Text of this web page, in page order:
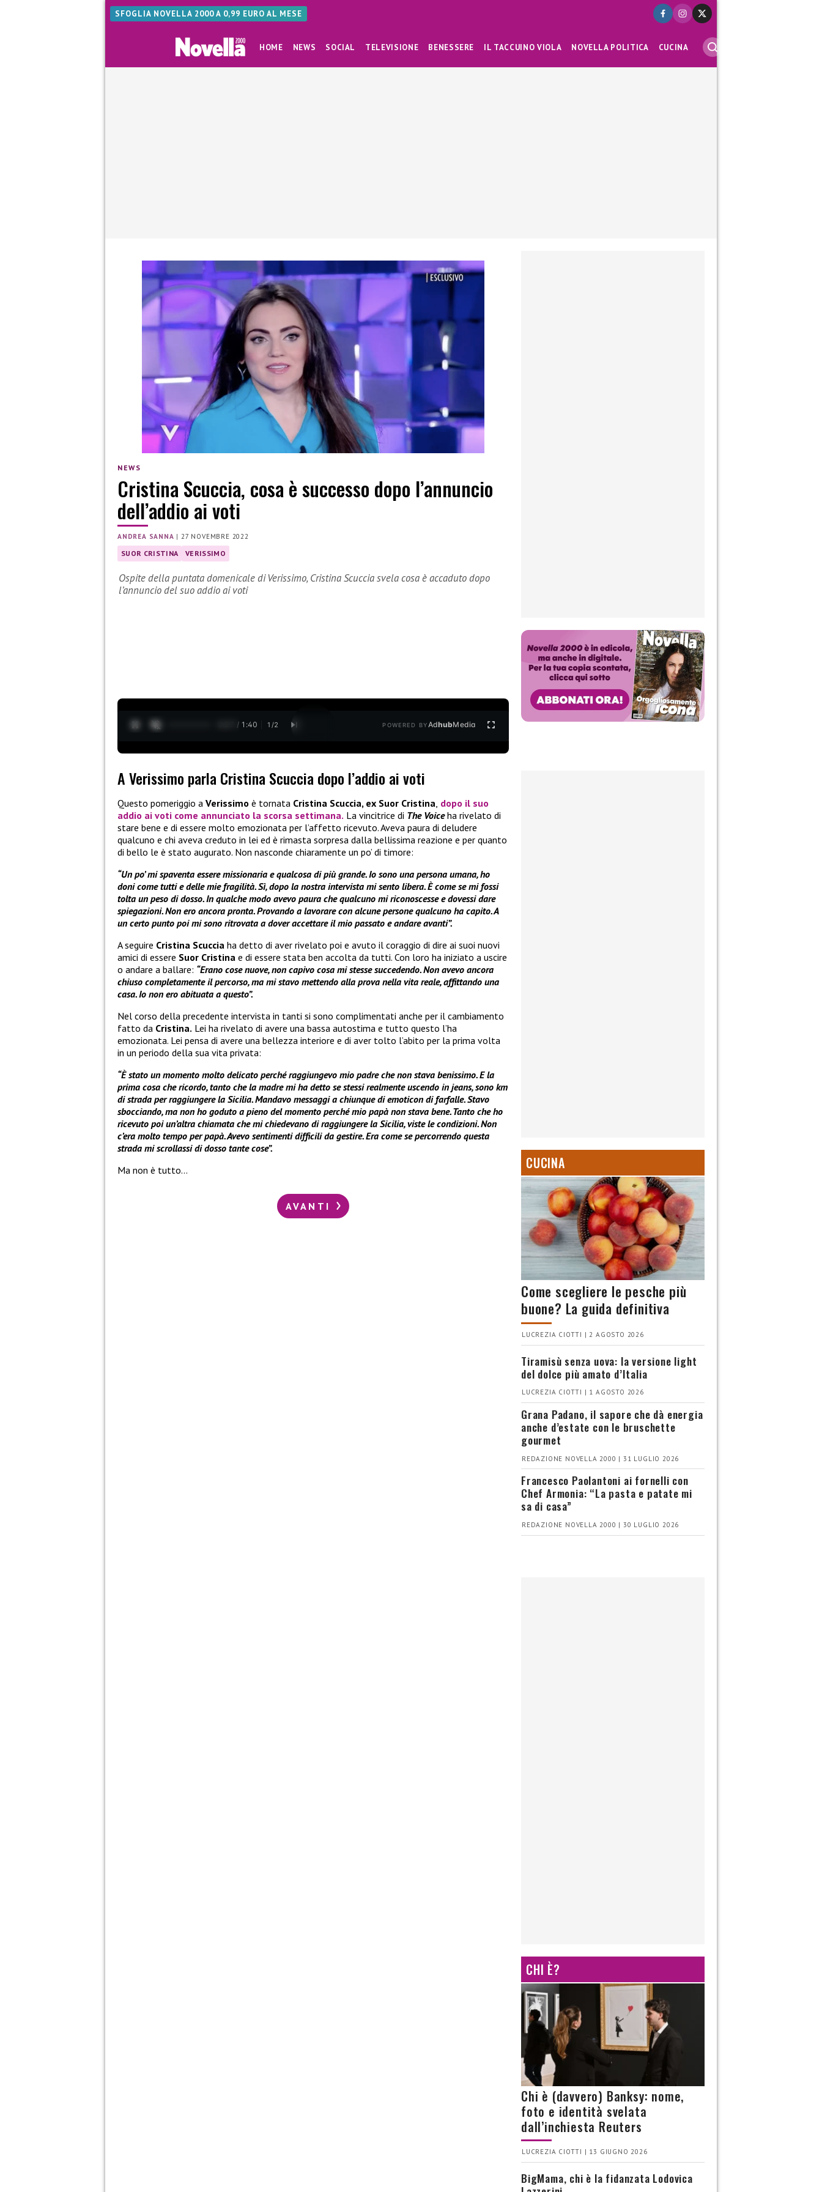
SFOGLIA NOVELLA 2000 A 0,99 EURO AL MESE
HOME NEWS SOCIAL TELEVISIONE BENESSERE IL TACCUINO VIOLA NOVELLA POLITICA CUCINA
NEWS
Cristina Scuccia, cosa è successo dopo l’annuncio
dell’addio ai voti
ANDREA SANNA |27 NOVEMBRE 2022
SUOR CRISTINA VERISSIMO
Ospite della puntata domenicale di Verissimo, Cristina Scuccia svela cosa è accaduto dopo
l’annuncio del suo addio ai voti
0:28 / 1:40 1 /2 POWERED BYAdhubMedia
A Verissimo parla Cristina Scuccia dopo l’addio ai voti
Questo pomeriggio a Verissimo è tornata Cristina Scuccia, ex Suor Cristina, dopo il suo
addio ai voti come annunciato la scorsa settimana. La vincitrice di The Voiceha rivelato di
stare bene e di essere molto emozionata per l’affetto ricevuto. Aveva paura di deludere
qualcuno e chi aveva creduto in lei ed è rimasta sorpresa dalla bellissima reazione e per quanto
di bello le è stato augurato. Non nasconde chiaramente un po’ di timore:
“Un po’ mi spaventa essere missionaria e qualcosa di più grande. Io sono una persona umana, ho
doni come tutti e delle mie fragilità. Sì, dopo la nostra intervista mi sento libera. È come se mi fossi
tolta un peso di dosso. In qualche modo avevo paura che qualcuno mi riconoscesse e dovessi dare
spiegazioni. Non ero ancora pronta. Provando a lavorare con alcune persone qualcuno ha capito. A
un certo punto poi mi sono ritrovata a dover accettare il mio passato e andare avanti”.
A seguire Cristina Scuccia ha detto di aver rivelato poi e avuto il coraggio di dire ai suoi nuovi
amici di essere Suor Cristina e di essere stata ben accolta da tutti. Con loro ha iniziato a uscire
o andare a ballare: “Erano cose nuove, non capivo cosa mi stesse succedendo. Non avevo ancora
chiuso completamente il percorso, ma mi stavo mettendo alla prova nella vita reale, affittando una
casa. Io non ero abituata a questo”.
Nel corso della precedente intervista in tanti si sono complimentati anche per il cambiamento
fatto da Cristina. Lei ha rivelato di avere una bassa autostima e tutto questo l’ha
emozionata. Lei pensa di avere una bellezza interiore e di aver tolto l’abito per la prima volta
in un periodo della sua vita privata:
“È stato un momento molto delicato perché raggiungevo mio padre che non stava benissimo. E la
prima cosa che ricordo, tanto che la madre mi ha detto se stessi realmente uscendo in jeans, sono km
di strada per raggiungere la Sicilia. Mandavo messaggi a chiunque di emoticon di farfalle. Stavo
sbocciando, ma non ho goduto a pieno del momento perché mio papà non stava bene. Tanto che ho
ricevuto poi un’altra chiamata che mi chiedevano di raggiungere la Sicilia, viste le condizioni. Non
c’era molto tempo per papà. Avevo sentimenti difficili da gestire. Era come se percorrendo questa
strada mi scrollassi di dosso tante cose”.
Ma non è tutto…
AVANTI
CUCINA
Come scegliere le pesche più
buone? La guida definitiva
LUCREZIA CIOTTI | 2 AGOSTO 2026
Tiramisù senza uova: la versione light
del dolce più amato d’Italia
LUCREZIA CIOTTI | 1 AGOSTO 2026
Grana Padano, il sapore che dà energia
anche d’estate con le bruschette
gourmet
REDAZIONE NOVELLA 2000 | 31 LUGLIO 2026
Francesco Paolantoni ai fornelli con
Chef Armonia: “La pasta e patate mi
sa di casa”
REDAZIONE NOVELLA 2000 | 30 LUGLIO 2026
CHI È?
Chi è (davvero) Banksy: nome,
foto e identità svelata
dall’inchiesta Reuters
LUCREZIA CIOTTI | 13 GIUGNO 2026
BigMama, chi è la fidanzata Lodovica